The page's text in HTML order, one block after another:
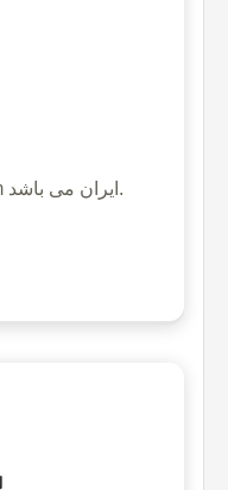
دستگاه SV1W از برند Ebrahim ایران می باشد.